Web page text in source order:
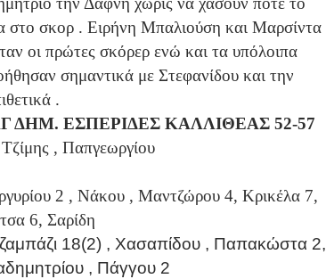
στο σκορ . Ειρήνη Μπαλιούση και Μαρσίντα
οι πρώτες σκόρερ ενώ και τα υπόλοιπα
σημαντικά με Στεφανίδου και την
.
ΔΗΜ. ΕΣΠΕΡΙΔΕΣ ΚΑΛΛΙΘΕΑΣ 52-57
Τζίμης , Παπγεωργίου
2 , Νάκου , Μαντζώρου 4, Κρικέλα 7,
6, Σαρίδη
18(2) , Χασαπίδου , Παπακώστα 2,
, Πάγγου 2